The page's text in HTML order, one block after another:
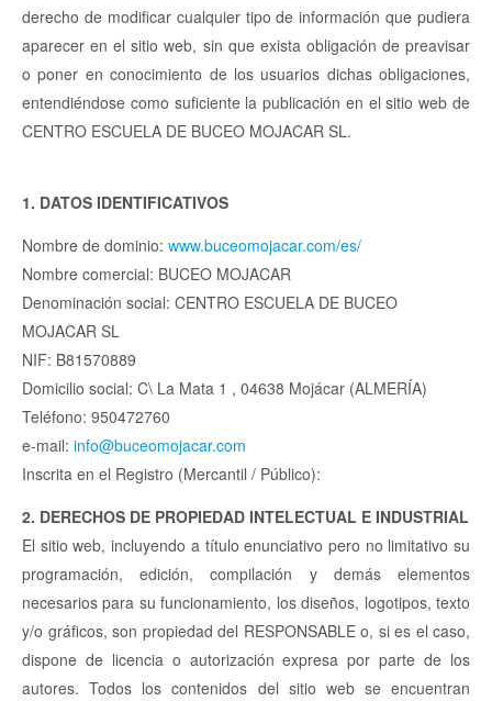
derecho de modificar cualquier tipo de información que pudiera
aparecer en el sitio web, sin que exista obligación de preavisar
o poner en conocimiento de los usuarios dichas obligaciones,
entendiéndose como suficiente la publicación en el sitio web de
CENTRO ESCUELA DE BUCEO MOJACAR SL.
1. DATOS IDENTIFICATIVOS
Nombre de dominio: www.buceomojacar.com/es/
Nombre comercial: BUCEO MOJACAR
Denominación social: CENTRO ESCUELA DE BUCEO
MOJACAR SL
NIF: B81570889
Domicilio social: C\ La Mata 1 , 04638 Mojácar (ALMERÍA)
Teléfono: 950472760
e-mail: info@buceomojacar.com
Inscrita en el Registro (Mercantil / Público):
2. DERECHOS DE PROPIEDAD INTELECTUAL E INDUSTRIAL
El sitio web, incluyendo a título enunciativo pero no limitativo su
programación, edición, compilación y demás elementos
necesarios para su funcionamiento, los diseños, logotipos, texto
y/o gráficos, son propiedad del RESPONSABLE o, si es el caso,
dispone de licencia o autorización expresa por parte de los
autores. Todos los contenidos del sitio web se encuentran